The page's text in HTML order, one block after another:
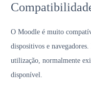
O Moodle é muito
dispositivos e
utilização, normalmente
disponível.